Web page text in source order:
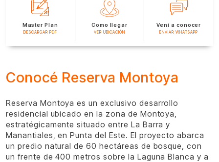
Master Plan
DESCARGAR PDF
Como llegar
VER UBICACIÓN
Vení a conocer
ENVIAR WHATSAPP
Conocé Reserva Montoya
Reserva Montoya es un exclusivo desarrollo
residencial ubicado en la zona de Montoya,
estratégicamente situado entre La Barra y
Manantiales, en Punta del Este. El proyecto abarca
un predio natural de 60 hectáreas de bosque, con
un frente de 400 metros sobre la Laguna Blanca y a